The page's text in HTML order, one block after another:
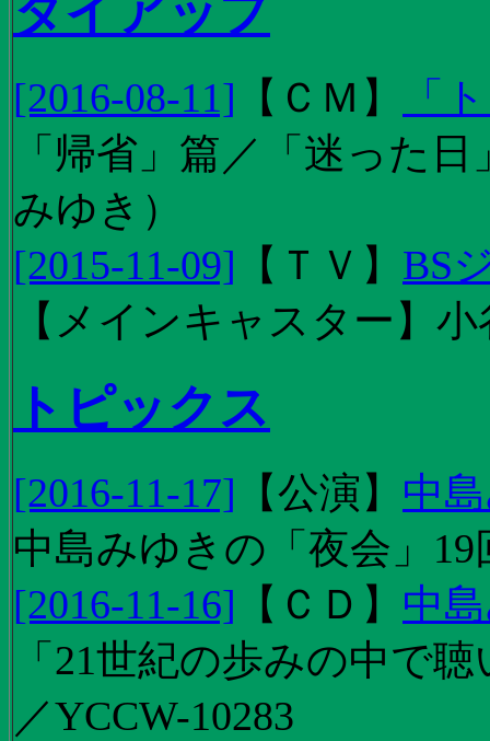
タイアップ
[2016-08-11] 【 ＣＭ 】
「
「帰省」篇／「迷った
みゆき）
[2015-11-09] 【 ＴＶ 】 BS
【メインキャスター】
トピックス
[2016-11-17] 【公演 】 中
中島みゆきの「夜会」
[2016-11-16] 【 ＣＤ 】 中
「21世紀の歩みの中で
／YCCW-10283